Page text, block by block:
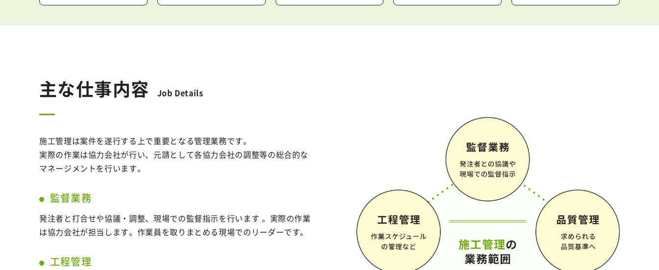
主な仕事内容
施工管理は案件を遂行する上で重要となる管理業務です。
実際の作業は協力会社が行い、元請として各協力会社の調整等の総合的な
マネージメントを行います。
監督業務
発注者と打合せや協議・調整、現場での監督指示を行います 。実際の作業
は協力会社が担当します。作業員を取りまとめる現場でのリーダーです。
工程管理